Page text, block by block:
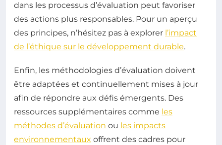
dans les processus d’évaluation peut favoriser
des actions plus responsables. Pour un aperçu
des principes, n’hésitez pas à explorer l’impact
de l’éthique sur le développement durable.
Enfin, les méthodologies d’évaluation doivent
être adaptées et continuellement mises à jour
afin de répondre aux défis émergents. Des
ressources supplémentaires comme les
méthodes d’évaluation ou les impacts
environnementaux offrent des cadres pour